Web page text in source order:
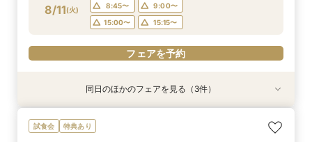
フェアを予約
フェアを予約
フェアを予約
8/11(火) 8:45〜
9:00〜
15:00〜
15:15〜
フェアを予約
特典あり
【料理重視の方へおすすめ】組数限定◆グラン
シェフ豊後昌幸が手掛ける黒毛和牛etc2万円相
特典あり
【神社式相談フェア】提携有名神社紹介!AM来館
で本番さながらの披露宴体験 国産 和牛フィレ肉
特典あり
好評！ガーデン挙式丸わかり◎2万坪の庭園満喫
×オリジナルウェディング庭園&会場見学×国産和
同日のほかのフェアを見る（3件）
試食会 特典あり